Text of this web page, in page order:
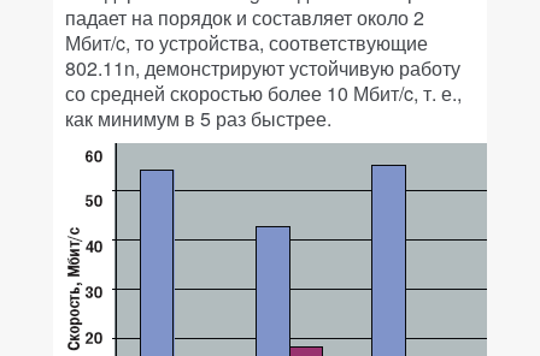
падает на порядок и составляет около 2
Мбит/c, то устройства, соответствующие
802.11n, демонстрируют устойчивую работу
со средней скоростью более 10 Мбит/c, т. е.,
как минимум в 5 раз быстрее.